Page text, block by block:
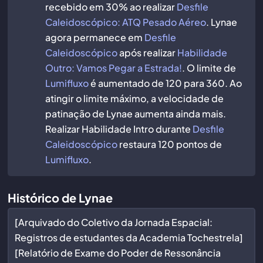
recebido em 30% ao realizarDesfile
Caleidoscópico: ATQ Pesado Aéreo. Lynae
agora permanece em Desfile
Caleidoscópicoapós realizarHabilidade
Outro: Vamos Pegar a Estrada!. O limite de
Lumifluxoé aumentado de 120 para 360. Ao
atingir o limite máximo, a velocidade de
patinação de Lynae aumenta ainda mais.
Realizar Habilidade Intro durante Desfile
Caleidoscópicorestaura 120 pontos de
Lumifluxo.
Histórico de Lynae
[Arquivado do Coletivo da Jornada Espacial:
Registros de estudantes da Academia Tochestrela]
[Relatório de Exame do Poder de Ressonância